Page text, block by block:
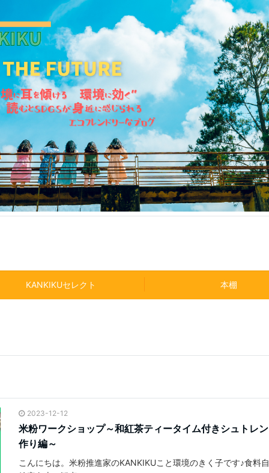
KANKIKUセレクト 本棚
2023-12-12
米粉ワークショップ～和紅茶ティータイム付きシュトレン
作り編～
こんにちは。米粉推進家のKANKIKUこと環境のきく子です♪食料自